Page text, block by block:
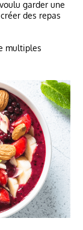
garder une
des repas
multiples